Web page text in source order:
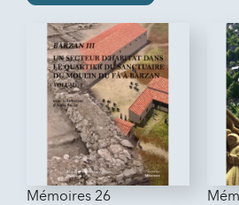
Mémoires 26